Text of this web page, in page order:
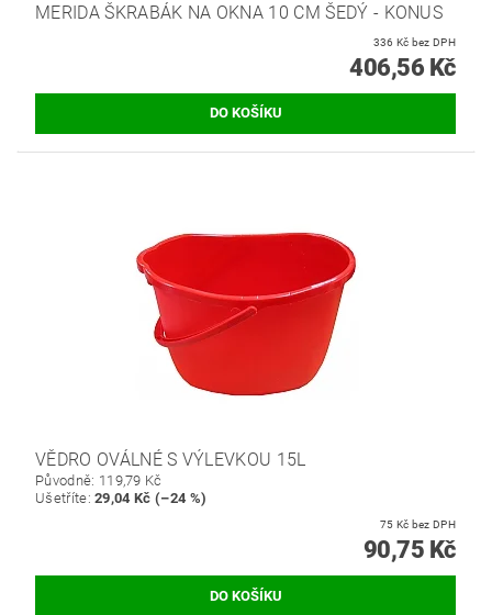
MERIDA ŠKRABÁK NA OKNA 10 CM ŠEDÝ - KONUS
336 Kč bez DPH
406,56 Kč
VĚDRO OVÁLNÉ S VÝLEVKOU 15L
Původně: 119,79 Kč
Ušetříte:29,04 Kč (–24 %)
75 Kč bez DPH
90,75 Kč